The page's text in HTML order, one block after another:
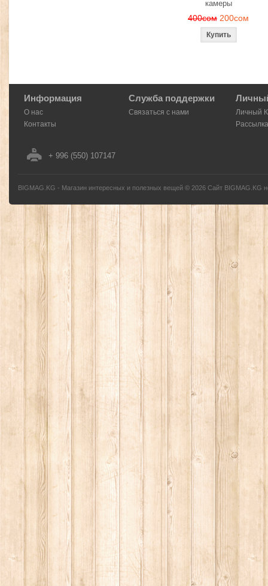
камеры
400сом 200сом
Информация
О нас
Контакты
Служба поддержки
Связаться с нами
Личный
Рассылка
+ 996 (550) 107147
BIGMAG.KG - Магазин интересных и полезных вещей © 2026 Сайт BIGMAG.KG
без письменного разрешения автора - запрещено, и будет преследоваться по